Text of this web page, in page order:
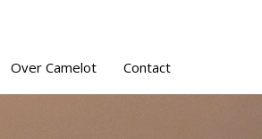
Over Camelot Contact